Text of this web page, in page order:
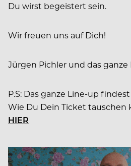
Du wirst begeistert sein.
Wir freuen uns auf Dich!
Jürgen Pichler und das ganze
P.S: Das ganze Line-up
Wie Du Dein Ticket tauschen
HIER